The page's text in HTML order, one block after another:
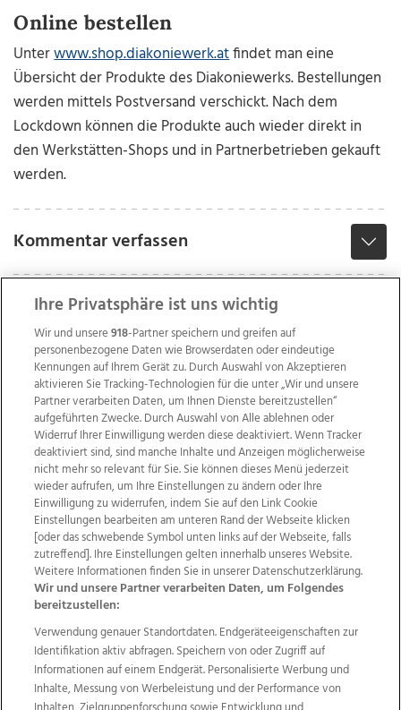
Online bestellen
Unterwww.shop.diakoniewerk.atfindet man eine
Übersicht der Produkte des Diakoniewerks. Bestellungen
werden mittels Postversand verschickt. Nach dem
Lockdown können die Produkte auch wieder direkt in
den Werkstätten-Shops und in Partnerbetrieben gekauft
werden.
Kommentar verfassen
Wir über uns Mediadaten Kontakt
Jobs
Datenschutz
Impressum
AGB Anzeigekunden
AGB Website
Ehrenkodex Politische Werbung
Weitere Angebote des Medienhauses Wimmer
TV1 di-mog-i.at OÖNow
Ischler Woche
Life Radio
OÖNachrichten
OÖN Immobilien
OÖN Karriere
OÖN Reise
Promenaden Galerien
Ihre Privatsphäre ist uns wichtig
Wir und unsere918-Partner speichern und greifen auf
personenbezogene Daten wie Browserdaten oder eindeutige
Kennungen auf Ihrem Gerät zu. Durch Auswahl von Akzeptieren
aktivieren Sie Tracking-Technologien für die unter „Wir und unsere
Partner verarbeiten Daten, um Ihnen Dienste bereitzustellen“
aufgeführten Zwecke. Durch Auswahl von Alle ablehnen oder
Widerruf Ihrer Einwilligung werden diese deaktiviert. Wenn Tracker
deaktiviert sind, sind manche Inhalte und Anzeigen möglicherweise
nicht mehr so relevant für Sie. Sie können dieses Menü jederzeit
wieder aufrufen, um Ihre Einstellungen zu ändern oder Ihre
Einwilligung zu widerrufen, indem Sie auf den Link Cookie
Einstellungen bearbeiten am unteren Rand der Webseite klicken
[oder das schwebende Symbol unten links auf der Webseite, falls
zutreffend]. Ihre Einstellungen gelten innerhalb unseres Website.
Weitere Informationen finden Sie in unserer Datenschutzerklärung.
Wir und unsere Partner verarbeiten Daten, um Folgendes
bereitzustellen:
Verwendung genauer Standortdaten. Endgeräteeigenschaften zur
Identifikation aktiv abfragen. Speichern von oder Zugriff auf
Informationen auf einem Endgerät. Personalisierte Werbung und
Inhalte, Messung von Werbeleistung und der Performance von